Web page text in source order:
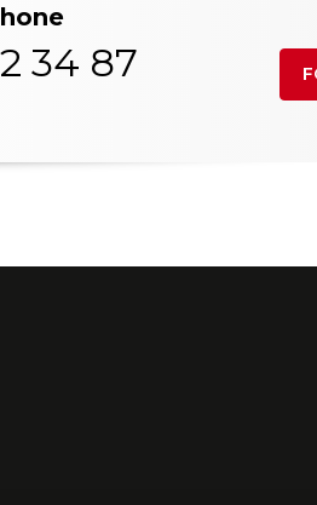
34 87